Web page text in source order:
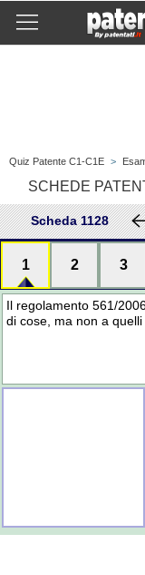
Quiz Patente C1-C1E >
SCHEDE
Scheda 1128
1 2 3
Il regolamento 561/
di cose, ma non a